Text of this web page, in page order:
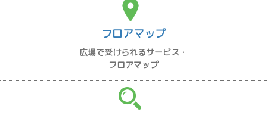
フロアマップ
広場で受けられるサービス・
フロアマップ